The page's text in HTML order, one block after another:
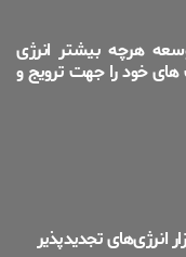
هرچه بیشتر انرژی
های خود را جهت ترویج و
انرژی‌های تجدیدپذیر